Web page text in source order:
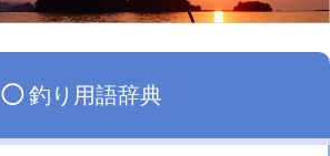
◯釣り用語辞典